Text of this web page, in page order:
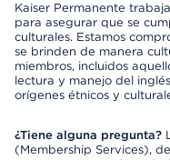
Kaiser Permanente
para asegurar que se
culturales. Estamos
se brinden de manera
miembros, incluidos
lectura y manejo del
orígenes étnicos y
¿Tiene alguna pregunta?
(Membership Services),